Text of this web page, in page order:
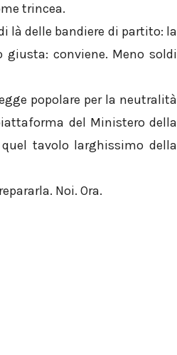
trincea.
là delle bandiere di partito: la
giusta: conviene. Meno soldi
popolare per la neutralità
del Ministero della
tavolo larghissimo della
Noi. Ora.